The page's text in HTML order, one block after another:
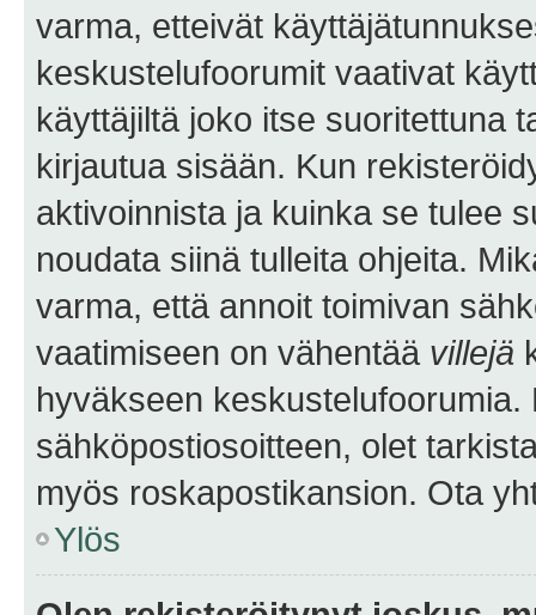
varma, etteivät
keskustelufoorumit vaativat
käyttäjiltä joko itse suoritettuna
kirjautua sisään. Kun
aktivoinnista ja kuinka se tulee
noudata siinä tulleita ohjeita.
varma, että annoit toimivan
vaatimiseen on vähentää villejä
hyväkseen
sähköpostiosoitteen, olet
myös roskapostikansion. Ota
Ylös